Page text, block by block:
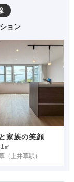
ョン
家族の笑顔
㎡
（上井草駅）